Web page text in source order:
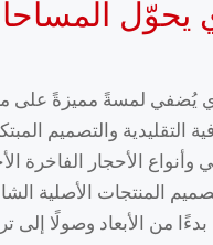
يحوّل
يُضفي لمسةً مميزةً
التقليدية والتصميم
وأنواع الأحجار الفاخرة
المنتجات الأصلية
من الأبعاد وصولًا إلى